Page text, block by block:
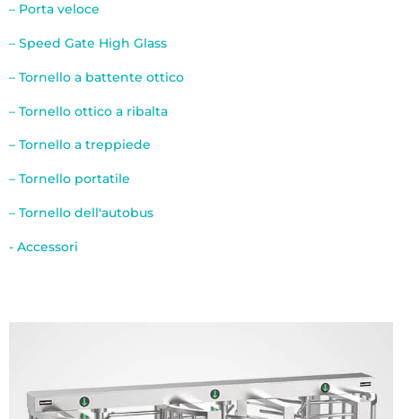
– Porta veloce
– Speed Gate High Glass
– Tornello a battente ottico
– Tornello ottico a ribalta
– Tornello a treppiede
– Tornello portatile
– Tornello dell'autobus
- Accessori